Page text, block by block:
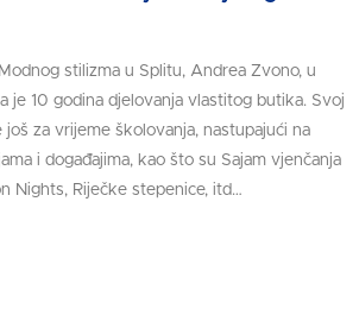
stilizma u Splitu, Andrea Zvono, u
je 10 godina djelovanja vlastitog butika. Svoj
za vrijeme školovanja, nastupajući na
i događajima, kao što su Sajam vjenčanja
Nights, Riječke stepenice, itd…